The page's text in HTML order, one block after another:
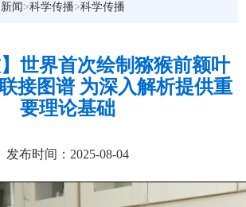
新闻>科学传播>科学传播
】世界首次绘制猕猴前额叶
接图谱 为深入解析提供重
要理论基础
发布时间：2025-08-04